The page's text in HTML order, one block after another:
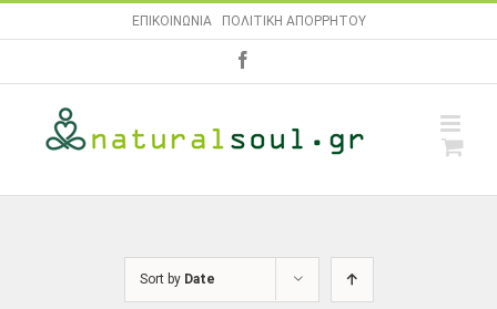
to
ΕΠΙΚΟΙΝΩΝΙΑ| ΠΟΛΙΤΙΚΗ ΑΠΟΡΡΗΤΟΥ
Sort by Date